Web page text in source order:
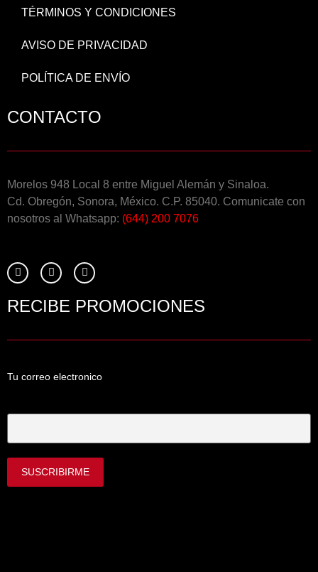
TÉRMINOS Y CONDICIONES
AVISO DE PRIVACIDAD
POLÍTICA DE ENVÍO
CONTACTO
Morelos 948 Local 8 entre Miguel Alemán y Sinaloa.
Cd. Obregón, Sonora, México. C.P. 85040. Comunicate con
nosotros al Whatsapp: (644) 200 7076
RECIBE PROMOCIONES
Tu correo electronico